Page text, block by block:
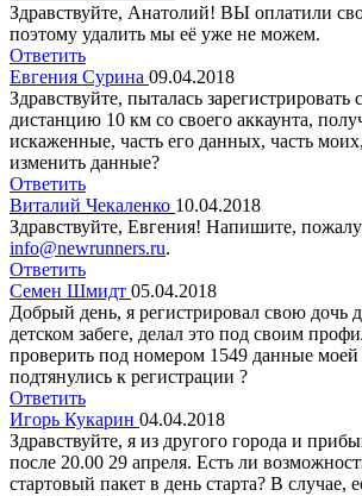
Здравствуйте, Анатолий! ВЫ оплатили
поэтому удалить мы её уже не можем.
Ответить
Евгения Сурина 09.04.2018
Здравствуйте, пыталась зарегистрировать
дистанцию 10 км со своего аккаунта,
искаженные, часть его данных, часть
изменить данные?
Ответить
Виталий Чекаленко 10.04.2018
Здравствуйте, Евгения! Напишите,
info@newrunners.ru.
Ответить
Семен Шмидт 05.04.2018
Добрый день, я регистрировал свою дочь
детском забеге, делал это под своим
проверить под номером 1549 данные моей
подтянулись к регистрации ?
Ответить
Игорь Кукарин 04.04.2018
Здравствуйте, я из другого города и
после 20.00 29 апреля. Есть ли
стартовый пакет в день старта? В случае,